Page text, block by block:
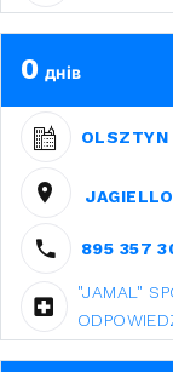
0 днів
OLSZTYN
895 357
"JAMAL"